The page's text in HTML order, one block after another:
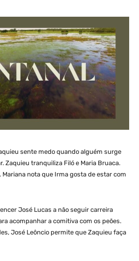
sente medo quando alguém surge
Zaquieu tranquiliza Filó e Maria Bruaca.
nota que Irma gosta de estar com
José Lucas a não seguir carreira
acompanhar a comitiva com os peões.
José Leôncio permite que Zaquieu faça